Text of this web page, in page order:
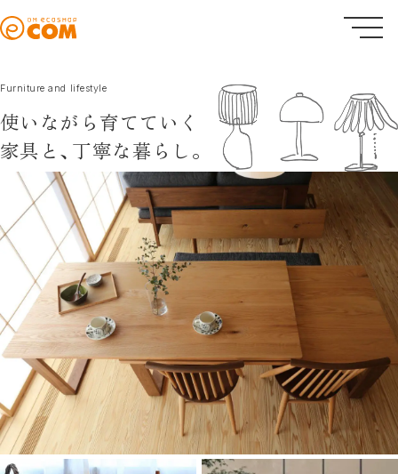
Furniture and lifestyle
使いながら育てていく
家具と、丁寧な暮らし。